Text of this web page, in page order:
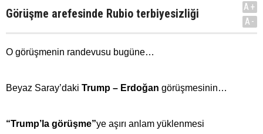
Görüşme arefesinde Rubio terbiyesizliği
A+
A-
O görüşmenin randevusu bugüne…
Beyaz Saray’daki Trump – Erdoğan görüşmesinin…
“Trump’la görüşme”ye aşırı anlam yüklenmesi